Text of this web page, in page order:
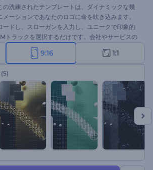
の洗練されたテンプレートは、ダイナミックな幾
ーションであなたのロゴに命を吹き込みます。
ードし、スローガンを入力し、ユニークで印象的
トラックを選択するだけです。会社やサービスの
プレゼンテーションのオープニング、チャンネル
どに最適です。今すぐ作成して、視聴者に感動を
9:16 1:1
(5)